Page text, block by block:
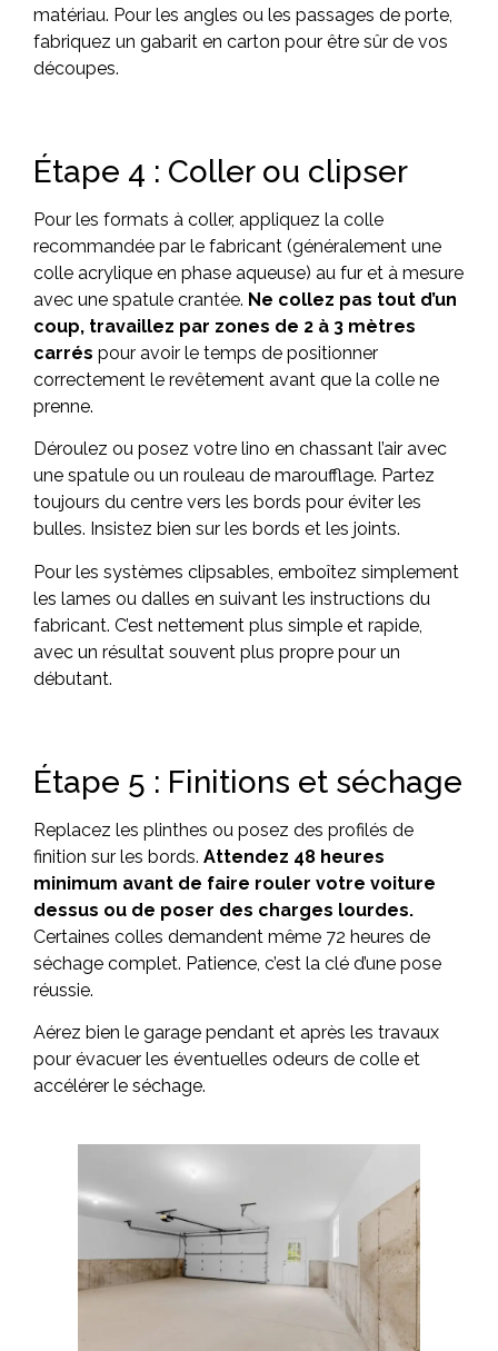
matériau. Pour les angles ou les passages de porte,
fabriquez un gabarit en carton pour être sûr de vos
découpes.
Étape 4 : Coller ou clipser
Pour les formats à coller, appliquez la colle
recommandée par le fabricant (généralement une
colle acrylique en phase aqueuse) au fur et à mesure
avec une spatule crantée. Ne collez pas tout d’un
coup, travaillez par zones de 2 à 3 mètres
carrés pour avoir le temps de positionner
correctement le revêtement avant que la colle ne
prenne.
Déroulez ou posez votre lino en chassant l’air avec
une spatule ou un rouleau de maroufflage. Partez
toujours du centre vers les bords pour éviter les
bulles. Insistez bien sur les bords et les joints.
Pour les systèmes clipsables, emboîtez simplement
les lames ou dalles en suivant les instructions du
fabricant. C’est nettement plus simple et rapide,
avec un résultat souvent plus propre pour un
débutant.
Étape 5 : Finitions et séchage
Replacez les plinthes ou posez des profilés de
finition sur les bords. Attendez 48 heures
minimum avant de faire rouler votre voiture
dessus ou de poser des charges lourdes.
Certaines colles demandent même 72 heures de
séchage complet. Patience, c’est la clé d’une pose
réussie.
Aérez bien le garage pendant et après les travaux
pour évacuer les éventuelles odeurs de colle et
accélérer le séchage.